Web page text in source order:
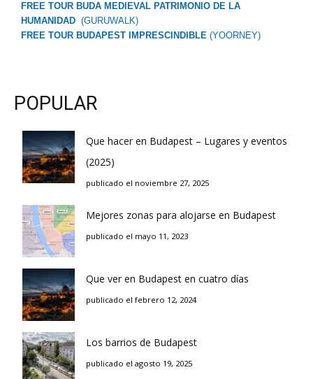
FREE TOUR BUDA MEDIEVAL PATRIMONIO DE LA
HUMANIDAD (GURUWALK)
FREE TOUR BUDAPEST IMPRESCINDIBLE (YOORNEY)
POPULAR
Que hacer en Budapest – Lugares y eventos
(2025)
publicado el noviembre 27, 2025
Mejores zonas para alojarse en Budapest
publicado el mayo 11, 2023
Que ver en Budapest en cuatro días
publicado el febrero 12, 2024
Los barrios de Budapest
publicado el agosto 19, 2025